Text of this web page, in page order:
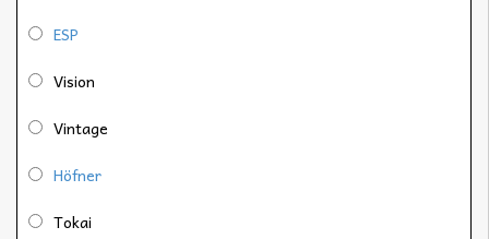
ESP
Vision
Vintage
Höfner
Tokai